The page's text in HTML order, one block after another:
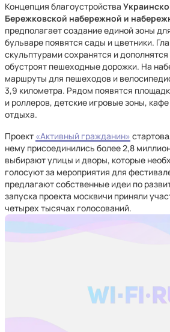
Концепция благоустройства
Бережковской набережной и
предполагает создание единой зоны
бульваре появятся сады и цветники.
скульптурами сохранятся и
обустроят пешеходные дорожки. На
маршруты для пешеходов и
3,9 километра. Рядом появятся
и роллеров, детские игровые зоны,
отдыха.
Проект «Активный гражданин»
нему присоединились более 2,8
выбирают улицы и дворы, которые
голосуют за мероприятия для
предлагают собственные идеи по
запуска проекта москвичи приняли
четырех тысячах голосований.